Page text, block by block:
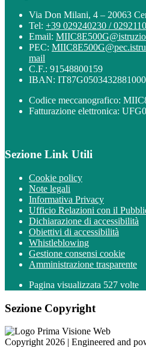
Via Don Milani, 4 – 20063
Tel: +39 029240230 /
Email:
PEC:
mail
C.F.: 91548800159
IBAN:
Codice meccanografico:
Fatturazione elettronica:
Sezione Link Utili
Cookie policy
Note legali
Informativa Privacy
Ufficio Relazioni con il
Dichiarazione di accessibilità
Obiettivi di accessibilità
Whistleblowing
Gestione consensi cookie
Amministrazione trasparente
Pagina visualizzata 527 volte
Sezione Copyright
Copyright 2026 | Engineered and